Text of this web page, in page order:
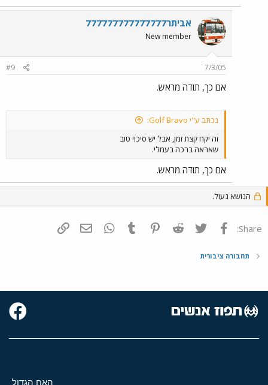
אביתר777777777777777
New member
7/3/05
#9
אם כך, תודה מראש.
נכתב ע"י Golf Bravo:
זה יקח קצת זמן, אבל יש סיכוי טוב
שאראה ברכה בעמלי.
אם כך, תודה מראש.
הנושא נעול.
Share: פייסבוק Twitter
Reddit
Pinterest
Tumblr
WhatsAppדואר אלקטרוני
תחבורה ציבורית
האח הגדול